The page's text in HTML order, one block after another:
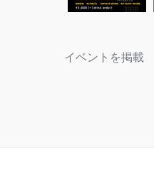
イベントを掲載